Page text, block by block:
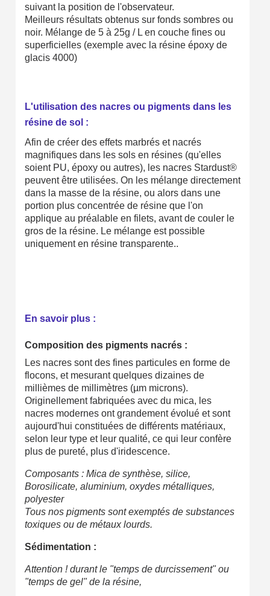
suivant la position de l'observateur.
Meilleurs résultats obtenus sur fonds sombres ou
noir. Mélange de 5 à 25g / L en couche fines ou
superficielles (exemple avec la résine époxy de
glacis 4000)
L'utilisation des nacres ou pigments dans les
résine de sol :
Afin de créer des effets marbrés et nacrés
magnifiques dans les sols en résines (qu'elles
soient PU, époxy ou autres), les nacres Stardust®
peuvent être utilisées. On les mélange directement
dans la masse de la résine, ou alors dans une
portion plus concentrée de résine que l'on
applique au préalable en filets, avant de couler le
gros de la résine. Le mélange est possible
uniquement en résine transparente..
En savoir plus :
Composition des pigments nacrés :
Les nacres sont des fines particules en forme de
flocons, et mesurant quelques dizaines de
millièmes de millimètres (µm microns).
Originellement fabriquées avec du mica, les
nacres modernes ont grandement évolué et sont
aujourd'hui constituées de différents matériaux,
selon leur type et leur qualité, ce qui leur confère
plus de pureté, plus d'iridescence.
Composants : Mica de synthèse, silice,
Borosilicate, aluminium, oxydes métalliques,
polyester
Tous nos pigments sont exemptés de substances
toxiques ou de métaux lourds.
Sédimentation :
Attention ! durant le "temps de durcissement" ou
"temps de gel" de la résine,